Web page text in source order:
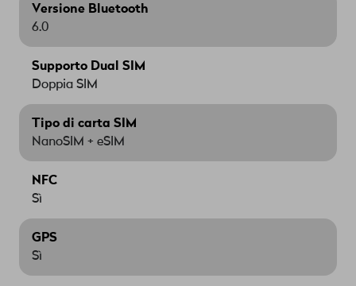
Versione Bluetooth
6.0
Supporto Dual SIM
Doppia SIM
Tipo di carta SIM
NanoSIM + eSIM
NFC
Sì
GPS
Sì